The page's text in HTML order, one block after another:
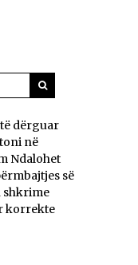
dërguar
në
Ndalohet
së
shkrime
korrekte